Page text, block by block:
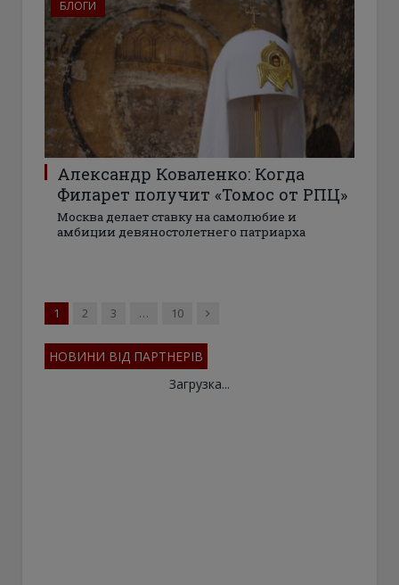
БЛОГИ
Александр Коваленко: Когда
Филарет получит «Томос от РПЦ»
Москва делает ставку на самолюбие и
амбиции девяностолетнего патриарха
1 2 3 … 10 Next
НОВИНИ ВІД ПАРТНЕРІВ
Загрузка...